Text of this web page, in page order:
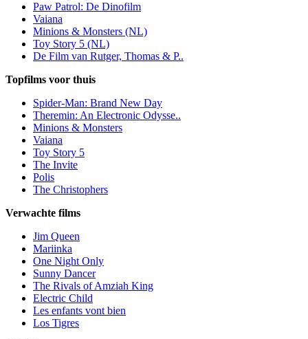
Paw Patrol: De Dinofilm
Vaiana
Minions & Monsters (NL)
Toy Story 5 (NL)
De Film van Rutger, Thomas & P..
Topfilms voor thuis
Spider-Man: Brand New Day
Theremin: An Electronic Odysse..
Minions & Monsters
Vaiana
Toy Story 5
The Invite
Polis
The Christophers
Verwachte films
Jim Queen
Mariinka
One Night Only
Sunny Dancer
The Rivals of Amziah King
Electric Child
Les enfants vont bien
Los Tigres